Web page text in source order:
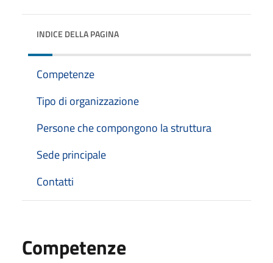
INDICE DELLA PAGINA
Competenze
Tipo di organizzazione
Persone che compongono la struttura
Sede principale
Contatti
Competenze